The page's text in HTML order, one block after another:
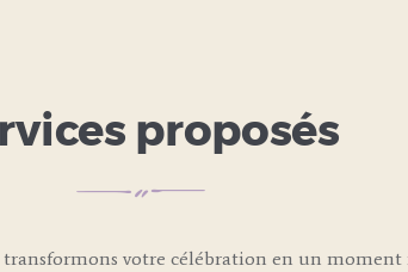
proposés
votre célébration en un moment